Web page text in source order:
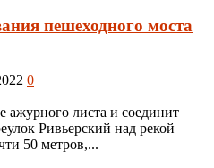
пешеходного моста
0
ажурного листа и соединит
Ривьерский над рекой
50 метров,...